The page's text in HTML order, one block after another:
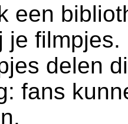
een
je filmpjes.
delen
fans